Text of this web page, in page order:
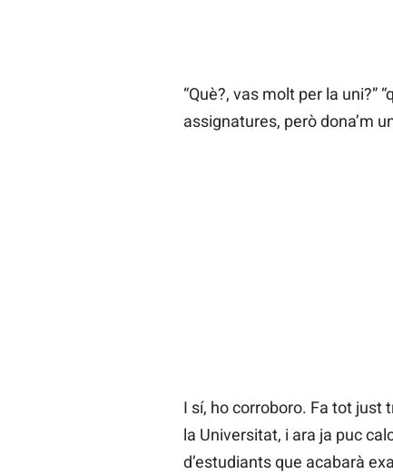
“Què?, vas molt per la uni?”
assignatures, però dona’m
I sí, ho corroboro. Fa tot just
la Universitat, i ara ja puc
d’estudiants que acabarà